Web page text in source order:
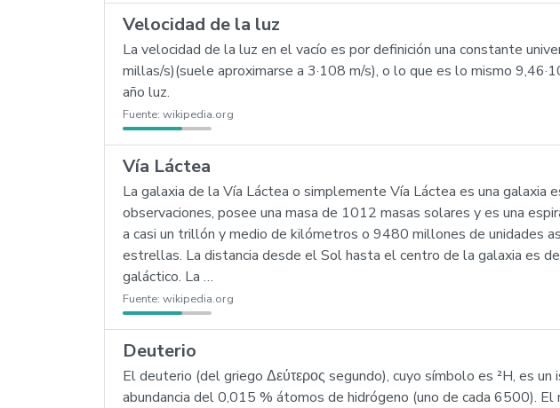
Velocidad de la luz
La velocidad de la luz en el vacío es por definición una constante
millas/s)(suele aproximarse a 3·108 m/s), o lo que es lo mismo
año luz.
Fuente: wikipedia.org
Vía Láctea
La galaxia de la Vía Láctea o simplemente Vía Láctea es una
observaciones, posee una masa de 1012 masas solares y es una
a casi un trillón y medio de kilómetros o 9480 millones de unidades
estrellas. La distancia desde el Sol hasta el centro de la galaxia es
galáctico. La …
Fuente: wikipedia.org
Deuterio
El deuterio (del griego Δεύτερος segundo), cuyo símbolo es ²H, es
abundancia del 0,015 % átomos de hidrógeno (uno de cada 6500).